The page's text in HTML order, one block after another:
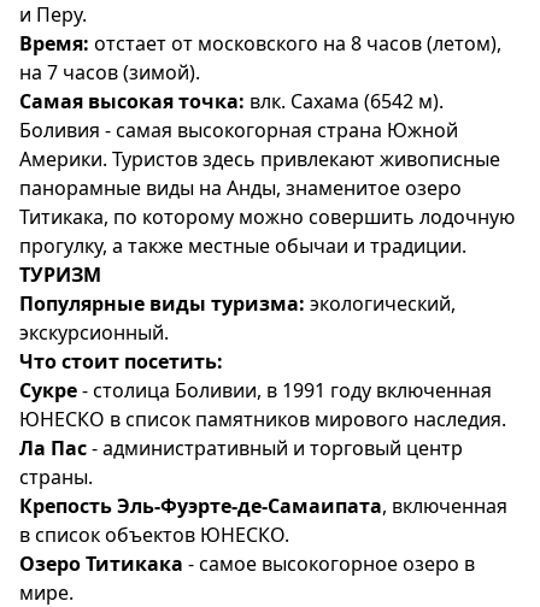
и Перу.
Время: отстает от московского на 8 часов (летом),
на 7 часов (зимой).
Самая высокая точка: влк. Сахама (6542 м).
Боливия - самая высокогорная страна Южной
Америки. Туристов здесь привлекают живописные
панорамные виды на Анды, знаменитое озеро
Титикака, по которому можно совершить лодочную
прогулку, а также местные обычаи и традиции.
ТУРИЗМ
Популярные виды туризма: экологический,
экскурсионный.
Что стоит посетить:
Сукре- столица Боливии, в 1991 году включенная
ЮНЕСКО в список памятников мирового наследия.
Ла Пас- административный и торговый центр
страны.
Крепость Эль-Фуэрте-де-Самаипата, включенная
в список объектов ЮНЕСКО.
Озеро Титикака - самое высокогорное озеро в
мире.